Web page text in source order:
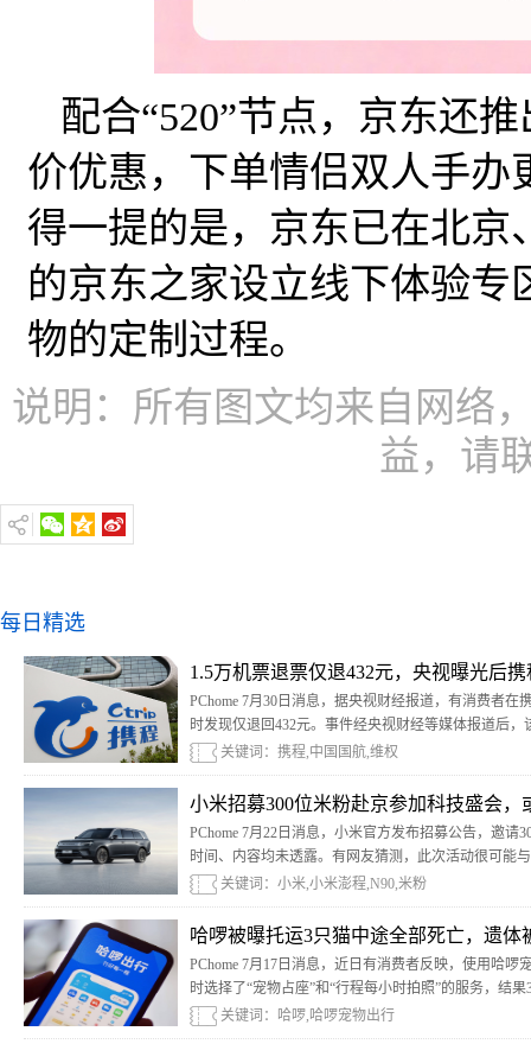
配合“520”节点，京东还
价优惠，下单情侣双人手
得一提的是，京东已在北
的京东之家设立线下体验
物的定制过程。
说明：所有图文均来自网络
益，请
每日精选
1.5万机票退票仅退432元，央视曝光后
PChome 7月30日消息，据央视财经报道，有消费者
时发现仅退回432元。事件经央视财经等媒体报道后
关键词：携程,中国国航,维权
小米招募300位米粉赴京参加科技盛会，
PChome 7月22日消息，小米官方发布招募公告，邀请
时间、内容均未透露。有网友猜测，此次活动很可能
关键词：小米,小米澎程,N90,米粉
哈啰被曝托运3只猫中途全部死亡，遗体
PChome 7月17日消息，近日有消费者反映，使用哈
时选择了“宠物占座”和“行程每小时拍照”的服务，结
路服务区。
关键词：哈啰,哈啰宠物出行